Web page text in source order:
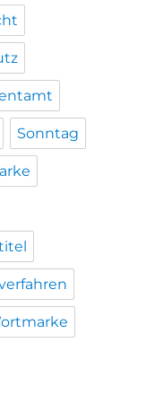
Sonntag